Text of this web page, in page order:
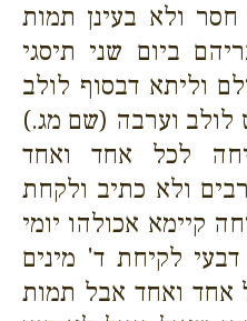
ולא בעינן תמות
ביום שני תיסגי
וליתא דבסוף לולב
לולב וערבה (שם מג.)
לכל אחד ואחד
ולא כתיב ולקחת
קיימא אכולהו יומי
לקיחת ד' מינים
אחד ואחד אבל תמות